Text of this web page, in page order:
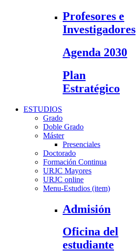
Profesores e
Investigadores
Agenda 2030
Plan
Estratégico
ESTUDIOS
Grado
Doble Grado
Máster
Presenciales
Doctorado
Formación Continua
URJC Mayores
URJC online
Menu-Estudios (item)
Admisión
Oficina del
estudiante